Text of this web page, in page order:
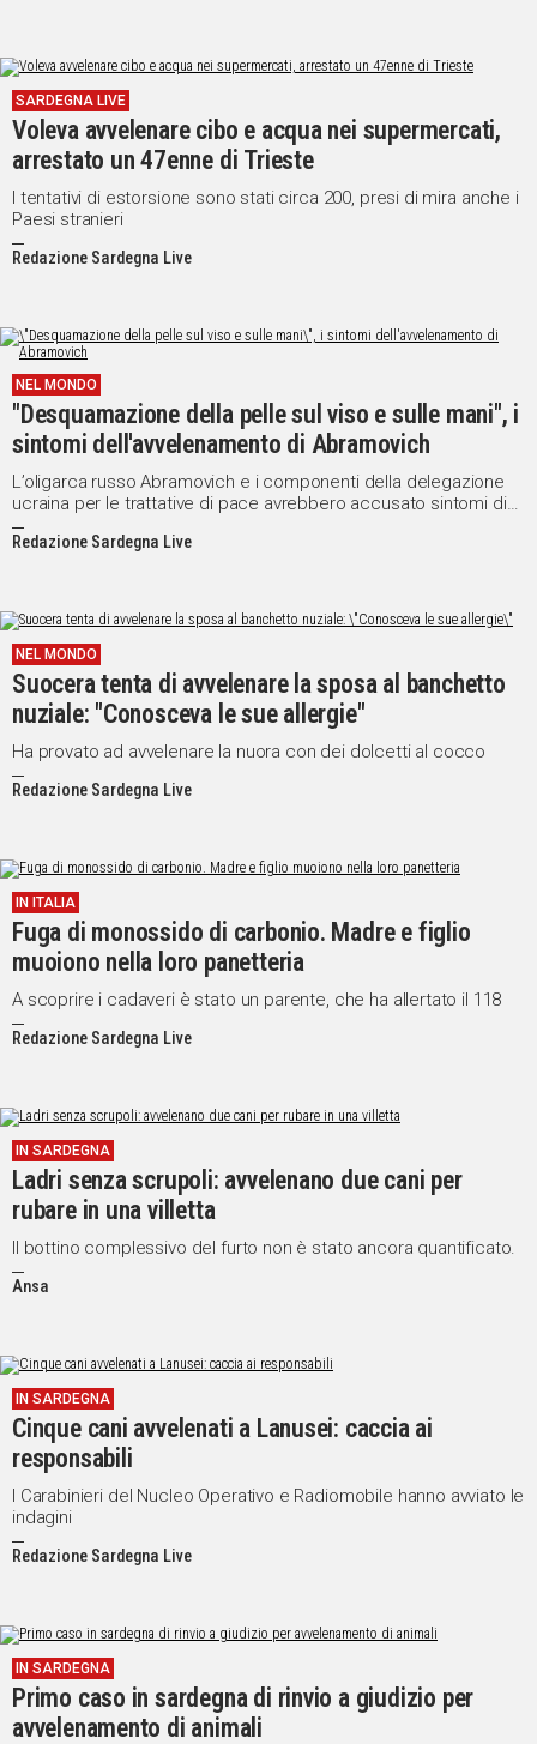
SARDEGNA LIVE
Voleva avvelenare cibo e acqua nei supermercati,
arrestato un 47enne di Trieste
I tentativi di estorsione sono stati circa 200, presi di mira anche i
Paesi stranieri
Redazione Sardegna Live
NEL MONDO
"Desquamazione della pelle sul viso e sulle mani", i
sintomi dell'avvelenamento di Abramovich
L’oligarca russo Abramovich e i componenti della delegazione
ucraina per le trattative di pace avrebbero accusato sintomi di
avvelenamento
Redazione Sardegna Live
NEL MONDO
Suocera tenta di avvelenare la sposa al banchetto
nuziale: "Conosceva le sue allergie"
Ha provato ad avvelenare la nuora con dei dolcetti al cocco
Redazione Sardegna Live
IN ITALIA
Fuga di monossido di carbonio. Madre e figlio
muoiono nella loro panetteria
A scoprire i cadaveri è stato un parente, che ha allertato il 118
Redazione Sardegna Live
IN SARDEGNA
Ladri senza scrupoli: avvelenano due cani per
rubare in una villetta
Il bottino complessivo del furto non è stato ancora quantificato.
Ansa
IN SARDEGNA
Cinque cani avvelenati a Lanusei: caccia ai
responsabili
I Carabinieri del Nucleo Operativo e Radiomobile hanno avviato le
indagini
Redazione Sardegna Live
IN SARDEGNA
Primo caso in sardegna di rinvio a giudizio per
avvelenamento di animali